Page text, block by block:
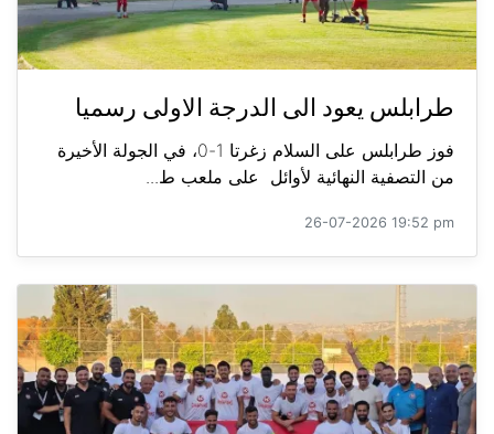
طرابلس يعود الى الدرجة الاولى رسميا
فوز طرابلس على السلام زغرتا 1-0، في الجولة الأخيرة
من التصفية النهائية لأوائل على ملعب ط...
26-07-2026 19:52 pm